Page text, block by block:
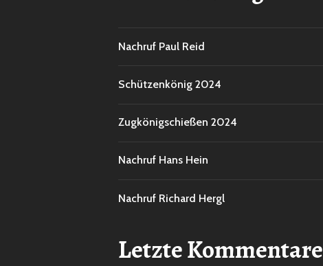
Nachruf Paul Reid
Schützenkönig 2024
Zugkönigschießen 2024
Nachruf Hans Hein
Nachruf Richard Hergl
Letzte Kommentare